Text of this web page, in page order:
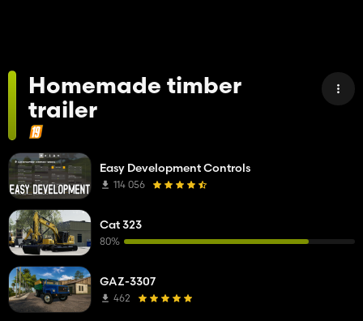
Homemade timber
trailer
Easy Development Controls
114 056
Cat 323
80%
GAZ-3307
462